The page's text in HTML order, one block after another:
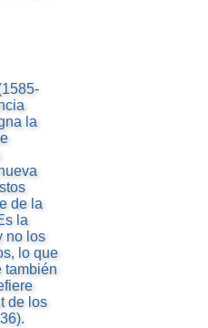
la
de la
la
no los
lo que
también
de los